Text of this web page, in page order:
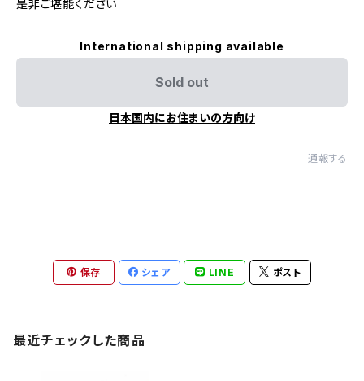
是非ご堪能ください
International shipping available
Sold out
日本国内にお住まいの方向け
通報する
保存 シェア LINE ポスト
最近チェックした商品